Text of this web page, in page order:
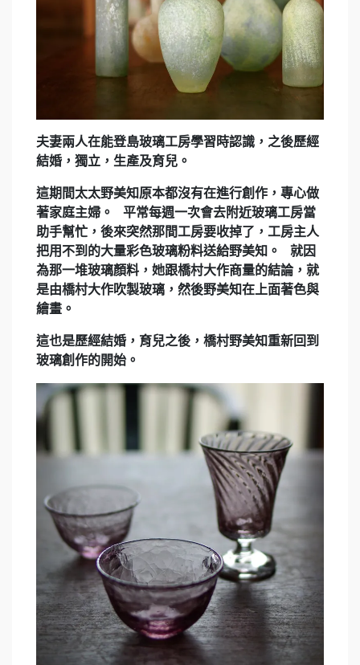
夫妻兩人在能登島玻璃工房學習時認識，之後歷經
結婚，獨立，生產及育兒。
這期間太太野美知原本都沒有在進行創作，專心做
著家庭主婦。 平常每週一次會去附近玻璃工房當
助手幫忙，後來突然那間工房要收掉了，工房主人
把用不到的大量彩色玻璃粉料送給野美知。 就因
為那一堆玻璃顏料，她跟橋村大作商量的結論，就
是由橋村大作吹製玻璃，然後野美知在上面著色與
繪畫。
這也是歷經結婚，育兒之後，橋村野美知重新回到
玻璃創作的開始。